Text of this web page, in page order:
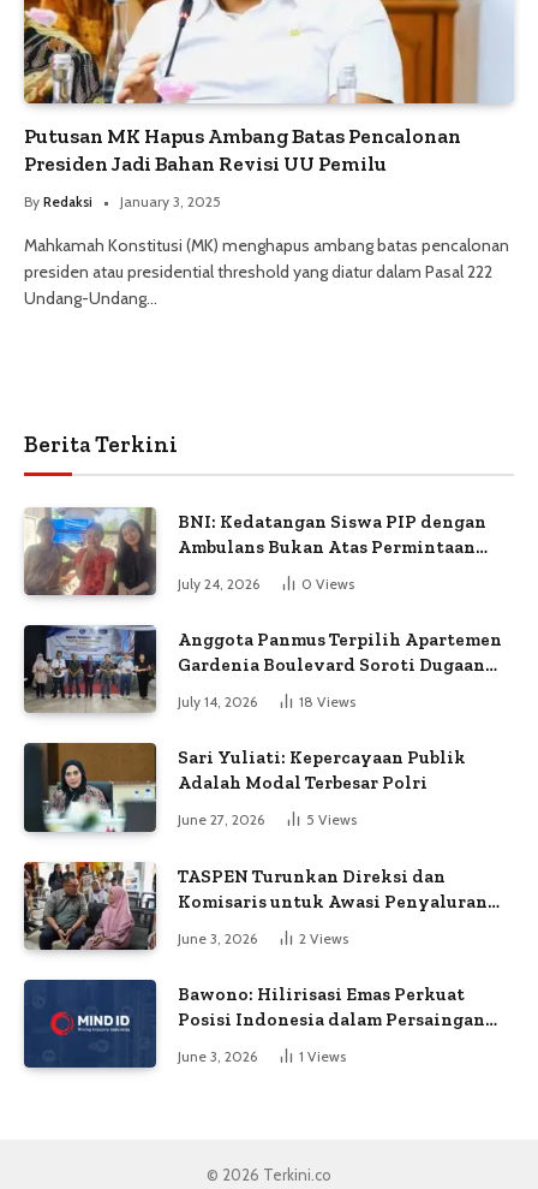
Putusan MK Hapus Ambang Batas Pencalonan
Presiden Jadi Bahan Revisi UU Pemilu
By Redaksi January 3, 2025
Mahkamah Konstitusi (MK) menghapus ambang batas pencalonan
presiden atau presidential threshold yang diatur dalam Pasal 222
Undang-Undang…
Berita Terkini
BNI: Kedatangan Siswa PIP dengan
Ambulans Bukan Atas Permintaan
July 24, 2026 0 Views
Anggota Panmus Terpilih Apartemen
Gardenia Boulevard Soroti Dugaan
Kejanggalan Voting
July 14, 2026 18 Views
Sari Yuliati: Kepercayaan Publik
Adalah Modal Terbesar Polri
June 27, 2026 5 Views
TASPEN Turunkan Direksi dan
Komisaris untuk Awasi Penyaluran
June 3, 2026 2 Views
Bawono: Hilirisasi Emas Perkuat
Posisi Indonesia dalam Persaingan
Industri Global
June 3, 2026 1 Views
© 2026 Terkini.co